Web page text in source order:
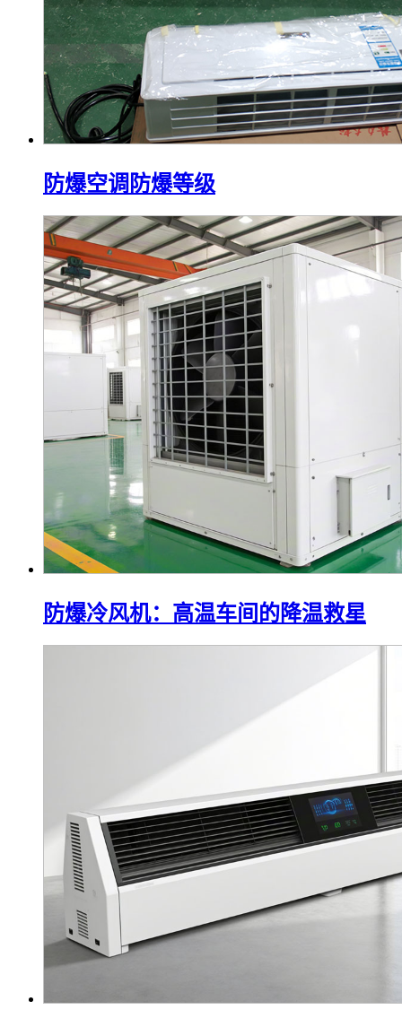
防爆空调防爆等级
防爆冷风机：高温车间的降温救星